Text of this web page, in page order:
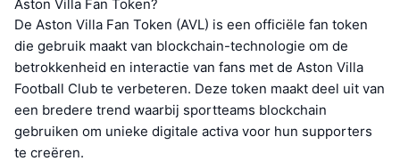
Aston Villa Fan Token?
De Aston Villa Fan Token (AVL) is een officiële fan token
die gebruik maakt van blockchain-technologie om de
betrokkenheid en interactie van fans met de Aston Villa
Football Club te verbeteren. Deze token maakt deel uit van
een bredere trend waarbij sportteams blockchain
gebruiken om unieke digitale activa voor hun supporters
te creëren.